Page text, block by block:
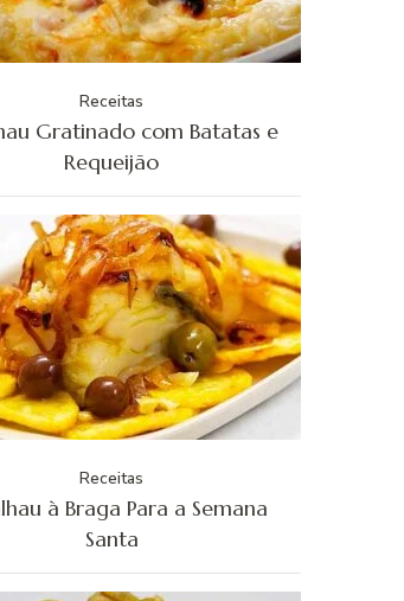
Receitas
Gratinado com Batatas e
Requeijão
Receitas
à Braga Para a Semana
Santa